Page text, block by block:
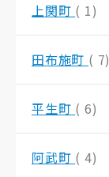
上関町 ( 1)
田布施町 ( 7)
平生町 ( 6)
阿武町 ( 4)